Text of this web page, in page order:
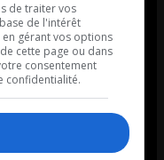
de traiter vos
de l'intérêt
gérant vos options
cette page ou dans
consentement
confidentialité.